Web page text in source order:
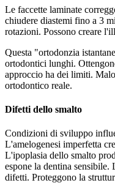
Le faccette laminate
chiudere diastemi fino a 3
rotazioni. Possono creare
Questa "ortodonzia
ortodontici lunghi.
approccio ha dei limiti.
ortodontico reale.
Difetti dello smalto
Condizioni di sviluppo
L'amelogenesi imperfetta
L'ipoplasia dello smalto
espone la dentina sensibile.
difetti. Proteggono la